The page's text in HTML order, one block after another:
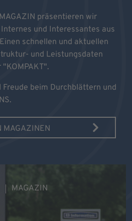
präsentieren wir
und Interessantes aus
schnellen und aktuellen
und Leistungsdaten
Freude beim Durchblättern und
MAGAZINEN
MAGAZIN